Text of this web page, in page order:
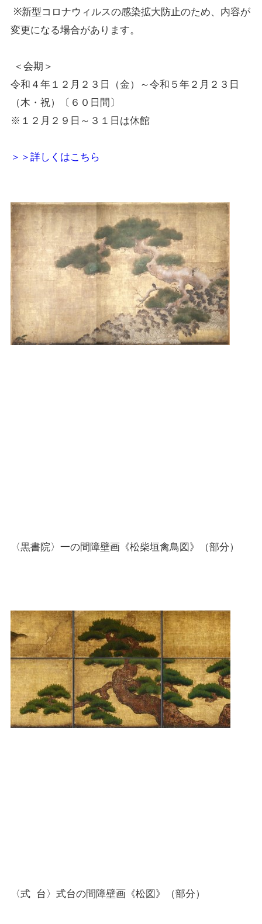
※新型コロナウィルスの感染拡大防止のため、内容が
変更になる場合があります。
＜会期＞
令和４年１２月２３日（金）～令和５年２月２３日
（木・祝）〔６０日間〕
※１２月２９日～３１日は休館
＞＞詳しくはこちら
〈黒書院〉一の間障壁画《松柴垣禽鳥図》（部分）
〈式 台〉式台の間障壁画《松図》（部分）